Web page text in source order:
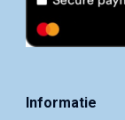
Informatie